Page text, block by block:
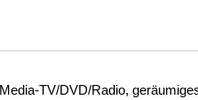
TV/DVD/Radio,